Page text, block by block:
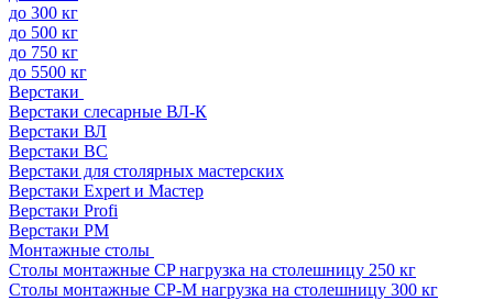
до 300 кг
до 500 кг
до 750 кг
до 5500 кг
Верстаки
Верстаки слесарные ВЛ-К
Верстаки ВЛ
Верстаки ВС
Верстаки для столярных мастерских
Верстаки Expert и Мастер
Верстаки Profi
Верстаки РМ
Монтажные столы
Столы монтажные СP нагрузка на столешницу 250 кг
Столы монтажные СР-М нагрузка на столешницу 300 кг